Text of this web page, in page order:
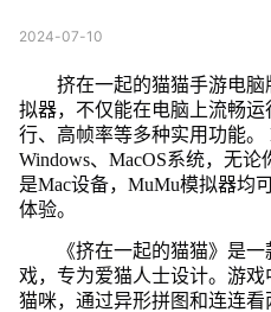
2024-07-10
挤在一起的猫猫手游电
拟器，不仅能在电脑上流畅
行、高帧率等多种实用功能
Windows、MacOS系统，无
是Mac设备，MuMu模拟器均
体验。
《挤在一起的猫猫》是
戏，专为爱猫人士设计。游
猫咪，通过异形拼图和连连看